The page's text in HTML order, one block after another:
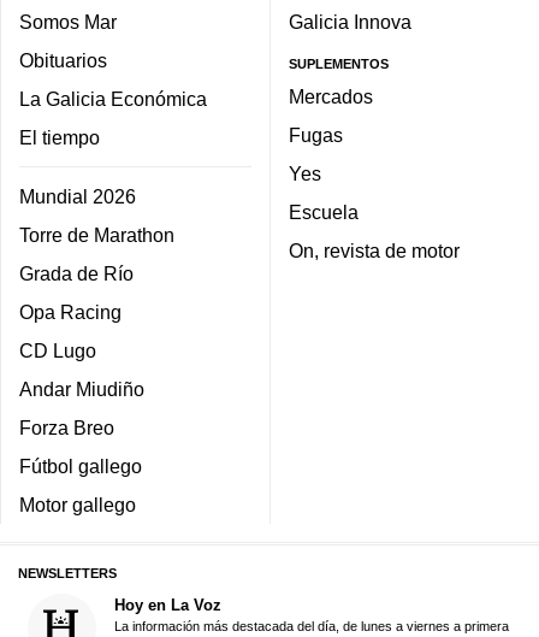
Somos Mar
Obituarios
La Galicia Económica
El tiempo
Mundial 2026
Torre de Marathon
Grada de Río
Opa Racing
CD Lugo
Andar Miudiño
Forza Breo
Fútbol gallego
Motor gallego
Galicia Innova
SUPLEMENTOS
Mercados
Fugas
Yes
Escuela
On, revista de motor
NEWSLETTERS
Hoy en La Voz
La información más destacada del día, de lunes a viernes a primera